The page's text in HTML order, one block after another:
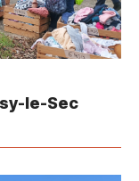
le-Sec